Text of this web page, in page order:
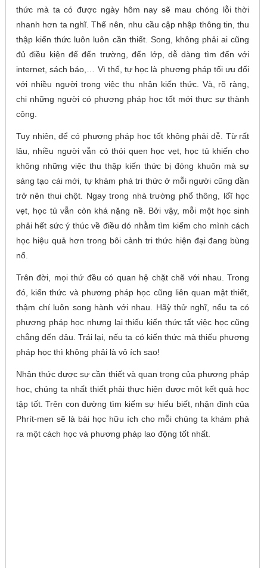
thức mà ta có được ngày hôm nay sẽ mau chóng lỗi thời
nhanh hơn ta nghĩ. Thế nên, nhu cầu cập nhập thông tin, thu
thập kiến thức luôn luôn cần thiết. Song, không phải ai cũng
đủ điều kiện để đến trường, đến lớp, dễ dàng tìm đến với
internet, sách báo,… Vì thế, tự học là phương pháp tối ưu đối
với nhiều người trong việc thu nhận kiến thức. Và, rõ ràng,
chi những người có phương pháp học tốt mới thực sự thành
công.
Tuy nhiên, để có phương pháp học tốt không phải dễ. Từ rất
lâu, nhiều người vẫn có thói quen học vẹt, học tủ khiến cho
không những việc thu thập kiến thức bị đóng khuôn mà sự
sáng tạo cái mới, tự khám phá tri thức ở mỗi người cũng dần
trở nên thui chột. Ngay trong nhà trường phổ thông, lốĩ học
vẹt, học tủ vẫn còn khá nặng nề. Bởi vậy, mỗi một học sinh
phải hết sức ý thúc về điều dó nhằm tìm kiếm cho mình cách
học hiệu quả hơn trong bôi cảnh tri thức hiện đại đang bùng
nổ.
Trên đời, mọi thứ đều có quan hệ chặt chẽ với nhau. Trong
đó, kiến thức và phương pháp học cũng liên quan mật thiết,
thậm chí luôn song hành với nhau. Hãỳ thử nghĩ, nếu ta có
phương pháp học nhưng lại thiếu kiến thức tất việc học cũng
chẳng đến đâu. Trái lại, nếu ta có kiến thức mà thiếu phương
pháp học thì không phải là vô ích sao!
Nhận thức được sự cần thiết và quan trọng của phương pháp
học, chúng ta nhất thiết phải thực hiện được một kết quả học
tập tốt. Trên con đường tìm kiếm sự hiểu biết, nhận đinh của
Phrít-men sẽ là bài học hữu ích cho mỗi chúng ta khám phá
ra một cách học và phương pháp lao động tốt nhất.